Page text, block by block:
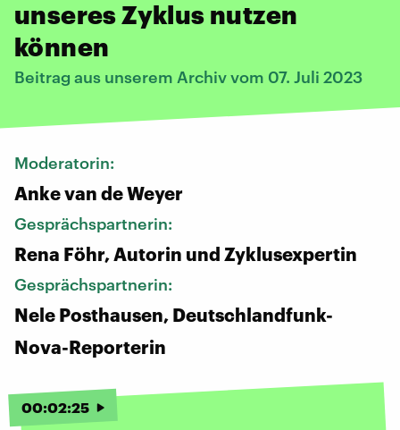
unseres Zyklus nutzen
können
Beitrag aus unserem Archiv vom 07. Juli 2023
Moderatorin:
Anke van de Weyer
Gesprächspartnerin:
Rena Föhr, Autorin und Zyklusexpertin
Gesprächspartnerin:
Nele Posthausen, Deutschlandfunk-
Nova-Reporterin
00:02:25